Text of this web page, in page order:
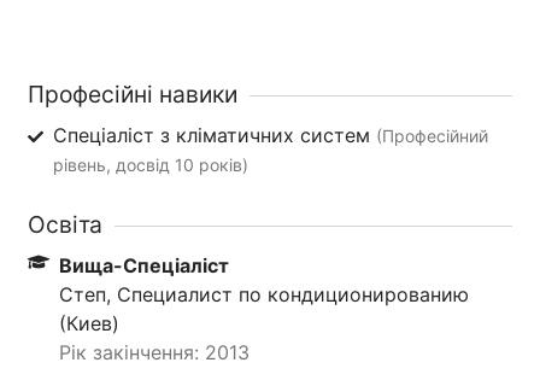
Професійні навики
Спеціаліст з кліматичних систем (Професійний
рівень, досвід 10 років)
Освіта
Вища-Спеціаліст
Степ, Специалист по кондиционированию
(Киев)
Рік закінчення: 2013